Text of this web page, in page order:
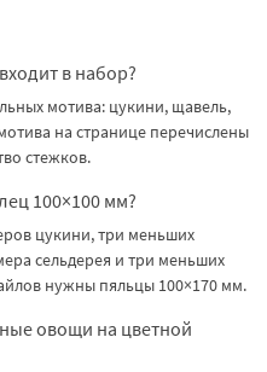
в набор?
мотива: цукини, щавель,
на странице перечислены
стежков.
100×100 мм?
цукини, три меньших
сельдерея и три меньших
нужны пяльцы 100×170 мм.
овощи на цветной